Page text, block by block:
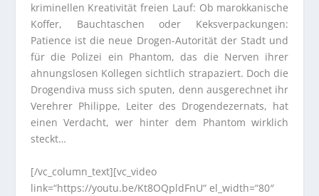
kriminellen Kreativität freien Lauf: Ob marokkanische
Koffer, Bauchtaschen oder Keksverpackungen:
Patience ist die neue Drogen-Autorität der Stadt und
für die Polizei ein Phantom, das die Nerven ihrer
ahnungslosen Kollegen sichtlich strapaziert. Doch die
Drogendiva muss sich sputen, denn ausgerechnet ihr
Verehrer Philippe, Leiter des Drogendezernats, hat
einen Verdacht, wer hinter dem Phantom wirklich
steckt…
[/vc_column_text][vc_video
link=“https://youtu.be/Kt8OQpldFnU“ el_width=“80″